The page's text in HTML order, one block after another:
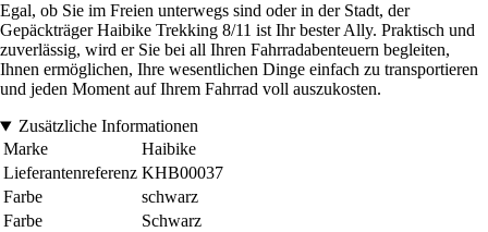
Egal, ob Sie im Freien unterwegs sind oder in der Stadt, der
Gepäckträger Haibike Trekking 8/11 ist Ihr bester Ally. Praktisch und
zuverlässig, wird er Sie bei all Ihren Fahrradabenteuern begleiten,
Ihnen ermöglichen, Ihre wesentlichen Dinge einfach zu transportieren
und jeden Moment auf Ihrem Fahrrad voll auszukosten.
Zusätzliche Informationen
Marke
Haibike
Lieferantenreferenz KHB00037
Farbe
schwarz
Farbe
Schwarz